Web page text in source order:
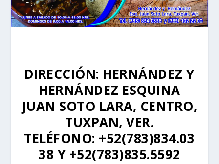
DIRECCIÓN: HERNÁNDEZ Y
HERNÁNDEZ ESQUINA
JUAN SOTO LARA, CENTRO,
TUXPAN, VER.
TELÉFONO: +52(783)834.03
38 Y +52(783)835.5592